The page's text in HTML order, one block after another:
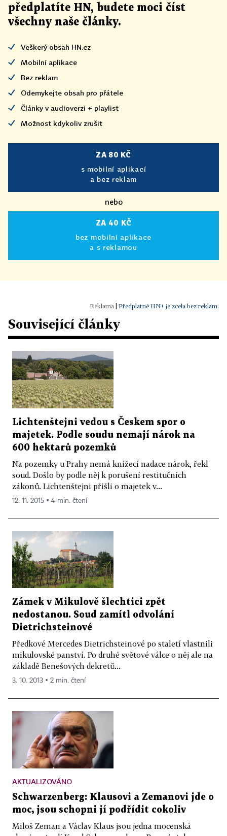
předplatíte HN, budete moci číst
všechny naše články.
Veškerý obsah HN.cz
Mobilní aplikace
Bez reklam
Odemykejte obsah pro přátele
Články v audioverzi + playlist
Možnost kdykoliv zrušit
ZA 80 KČ
s mobilní aplikací
a bez reklam
nebo
ZA 40 KČ
bez mobilní aplikace
a s reklamou
Předplatné HN+ je zcela bez reklam.
Související články
Lichtenštejni vedou s Českem spor o
majetek. Podle soudu nemají nárok na
600 hektarů pozemků
Na pozemky u Prahy nemá knížecí nadace nárok, řekl
soud. Došlo by podle něj k porušení restitučních
zákonů. Lichtenštejni přišli o majetek v...
12. 11. 2015 ▪ 4 min. čtení
Zámek v Mikulově šlechtici zpět
nedostanou. Soud zamítl odvolání
Dietrichsteinové
Předkové Mercedes Dietrichsteinové po staletí vlastnili
mikulovské panství. Po druhé světové válce o něj ale na
základě Benešových dekretů...
3. 10. 2013 ▪ 2 min. čtení
AKTUALIZOVÁNO
Schwarzenberg: Klausovi a Zemanovi jde o
moc, jsou schopni jí podřídit cokoliv
Miloš Zeman a Václav Klaus jsou jedna mocenská